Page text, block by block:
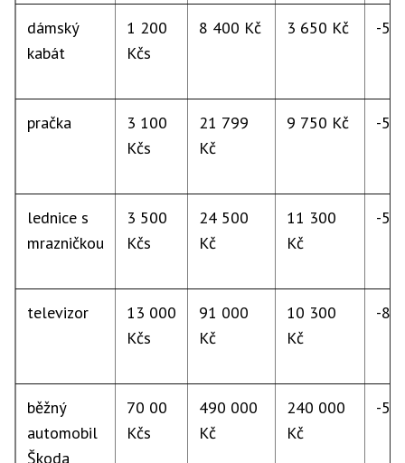
dámský
kabát
1 200
Kčs
8 400 Kč 3 650 Kč -57
pračka
3 100
Kčs
21 799
Kč
9 750 Kč -55
lednice s
mrazničkou
3 500
Kčs
24 500
Kč
11 300
Kč
-54
televizor
13 000
Kčs
91 000
Kč
10 300
Kč
-89
běžný
automobil
Škoda
70 00
Kčs
490 000
Kč
240 000
Kč
-51